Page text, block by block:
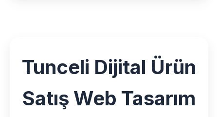
Tunceli Dijital Ürün
Satış Web Tasarım